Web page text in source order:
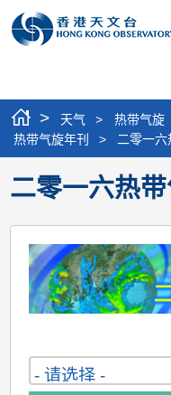
> 天气 > 热带气旋
热带气旋年刊
> 二零一
二零一六热